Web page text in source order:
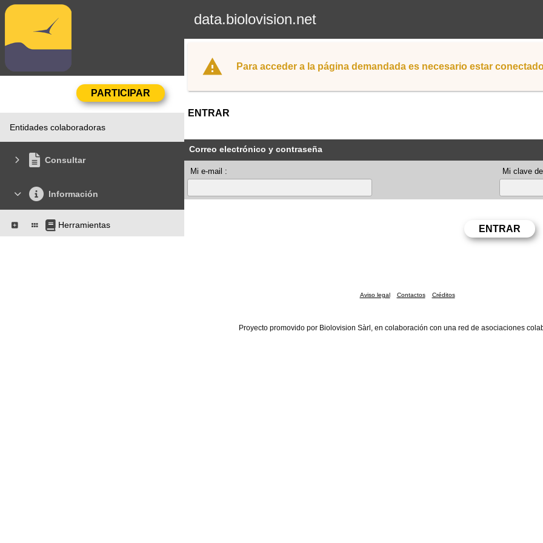
data.biolovision.net
Entidades colaboradoras
Consultar
Información
Herramientas
Para acceder a la página demandada es necesario estar
ENTRAR
Correo electrónico y contraseña
Mi e-mail : Mi clave
Aviso legal Contactos Créditos
Proyecto promovido por Biolovision Sàrl, en colaboración con una red de asociaciones